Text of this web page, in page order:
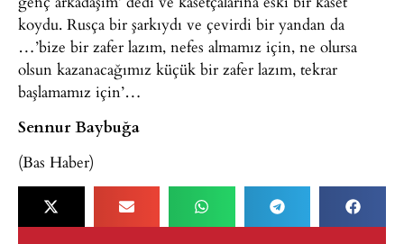
koydu. Rusça bir şarkıydı ve çevirdi bir yandan da
…’bize bir zafer lazım, nefes almamız için, ne olursa
olsun kazanacağımız küçük bir zafer lazım, tekrar
başlamamız için’…
Sennur Baybuğa
(Bas Haber)